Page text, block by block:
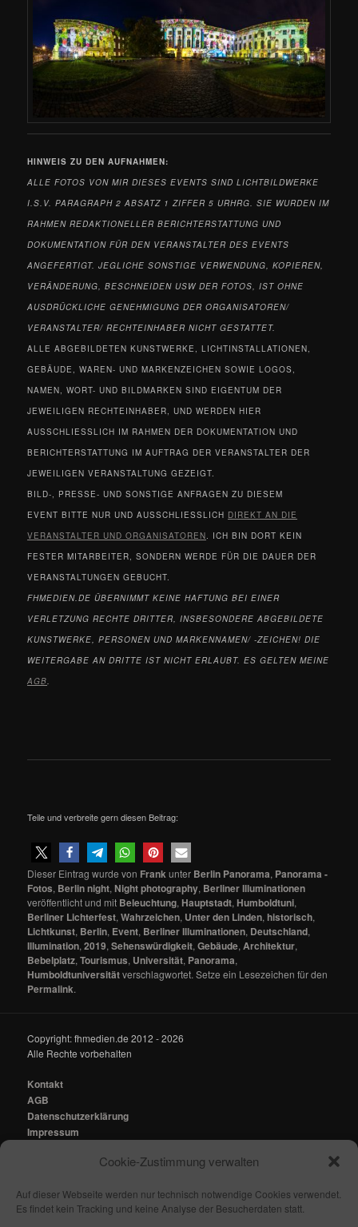
Cookie-Zustimmung verwalten
Auf dieser Webseite werden nur technisch notwendige Cookies verwendet.
Es findet kein Tracking und keine Analyse der Besucherdaten statt.
HINWEIS ZU DEN AUFNAHMEN:
ALLE FOTOS VON MIR DIESES EVENTS SIND LICHTBILDWERKE
I.S.V. PARAGRAPH 2 ABSATZ 1 ZIFFER 5 URHRG. SIE WURDEN IM
RAHMEN REDAKTIONELLER BERICHTERSTATTUNG UND
DOKUMENTATION FÜR DEN VERANSTALTER DES EVENTS
ANGEFERTIGT. JEGLICHE SONSTIGE VERWENDUNG, KOPIEREN,
VERÄNDERUNG, BESCHNEIDEN USW DER FOTOS, IST OHNE
AUSDRÜCKLICHE GENEHMIGUNG DER ORGANISATOREN/
VERANSTALTER/ RECHTEINHABER NICHT GESTATTET.
ALLE ABGEBILDETEN KUNSTWERKE, LICHTINSTALLATIONEN,
GEBÄUDE, WAREN- UND MARKENZEICHEN SOWIE LOGOS,
NAMEN, WORT- UND BILDMARKEN SIND EIGENTUM DER
JEWEILIGEN RECHTEINHABER, UND WERDEN HIER
AUSSCHLIESSLICH IM RAHMEN DER DOKUMENTATION UND
BERICHTERSTATTUNG IM AUFTRAG DER VERANSTALTER DER
JEWEILIGEN VERANSTALTUNG GEZEIGT.
BILD-, PRESSE- UND SONSTIGE ANFRAGEN ZU DIESEM
EVENT BITTE NUR UND AUSSCHLIESSLICH DIREKT AN DIE
VERANSTALTER UND ORGANISATOREN. ICH BIN DORT KEIN
FESTER MITARBEITER, SONDERN WERDE FÜR DIE DAUER DER
VERANSTALTUNGEN GEBUCHT.
FHMEDIEN.DE ÜBERNIMMT KEINE HAFTUNG BEI EINER
VERLETZUNG RECHTE DRITTER, INSBESONDERE ABGEBILDETE
KUNSTWERKE, PERSONEN UND MARKENNAMEN/ -ZEICHEN! DIE
WEITERGABE AN DRITTE IST NICHT ERLAUBT. ES GELTEN MEINE
AGB.
Teile und verbreite gern diesen Beitrag:
Dieser Eintrag wurde von Frankunter Berlin Panorama, Panorama -
Fotos, Berlin night, Night photography, Berliner Illuminationen
veröffentlicht und mit Beleuchtung, Hauptstadt, Humboldtuni,
Berliner Lichterfest,Wahrzeichen, Unter den Linden,historisch,
Lichtkunst, Berlin, Event, Berliner Illuminationen, Deutschland,
Illumination,2019,Sehenswürdigkeit,Gebäude, Architektur,
Bebelplatz,Tourismus, Universität, Panorama,
Humboldtuniversitätverschlagwortet. Setze ein Lesezeichen für den
Permalink.
Copyright: fhmedien.de 2012 - 2026
Alle Rechte vorbehalten
Kontakt
AGB
Datenschutzerklärung
Impressum
mail@fhmedien.de